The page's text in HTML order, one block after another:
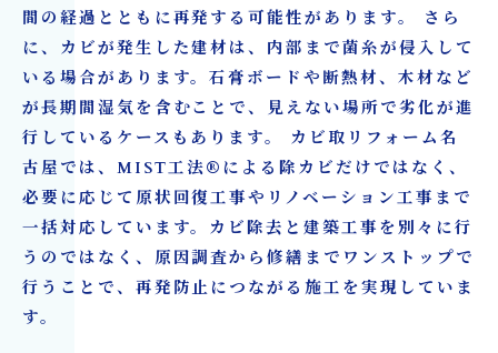
間の経過とともに再発する可能性があります。 さら
に、カビが発生した建材は、内部まで菌糸が侵入して
いる場合があります。石膏ボードや断熱材、木材など
が長期間湿気を含むことで、見えない場所で劣化が進
行しているケースもあります。 カビ取リフォーム名
古屋では、MIST工法®による除カビだけではなく、
必要に応じて原状回復工事やリノベーション工事まで
一括対応しています。カビ除去と建築工事を別々に行
うのではなく、原因調査から修繕までワンストップで
行うことで、再発防止につながる施工を実現していま
す。